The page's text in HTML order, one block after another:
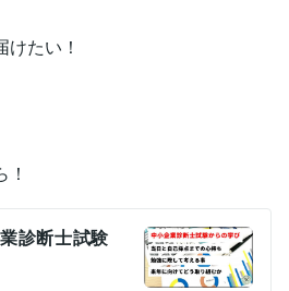
たい！
診断士試験